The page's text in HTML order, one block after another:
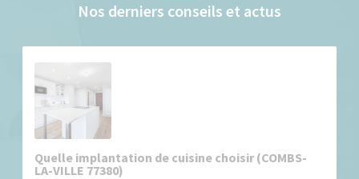
Nos derniers conseils et actus
Quelle implantation de cuisine choisir (COMBS-
LA-VILLE 77380)